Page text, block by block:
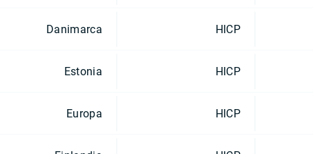
Danimarca HICP
Estonia HICP
Europa HICP